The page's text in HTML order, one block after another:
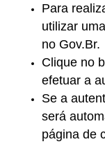
Para
utilizar
no Gov.Br.
Clique no
efetuar a
Se a
será
página de